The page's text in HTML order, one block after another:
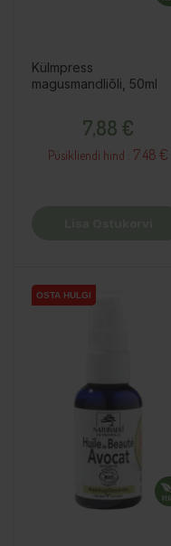
Külmpress
magusmandliõli, 50ml
7,88 €
Püsikliendi hind : 7.48 €
OSTA HULGI
OSTA HULGI